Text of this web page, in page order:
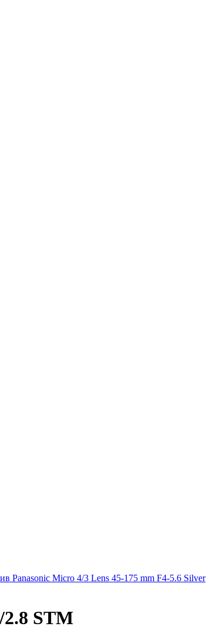
Panasonic Micro 4/3 Lens 45-175 mm F4-5.6 Silver
STM